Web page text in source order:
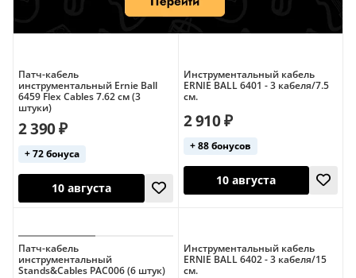
Патч-кабель
инструментальный Ernie Ball
6459 Flex Cables 7.62 см (3
штуки)
2 390 ₽
+ 72 бонуса
Инструментальный кабель
ERNIE BALL 6401 - 3 кабеля/7.5
см.
2 910 ₽
+ 88 бонусов
Патч-кабель
инструментальный
Stands&Cables PAC006 (6 штук)
Инструментальный кабель
ERNIE BALL 6402 - 3 кабеля/15
см.